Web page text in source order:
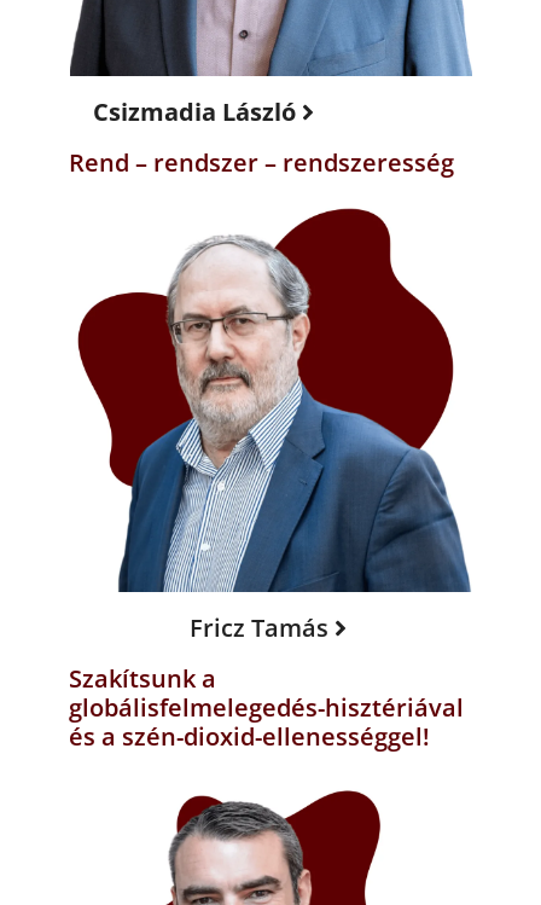
Csizmadia László
Rend – rendszer – rendszeresség
Fricz Tamás
Szakítsunk a
globálisfelmelegedés-hisztériával
és a szén-dioxid-ellenességgel!